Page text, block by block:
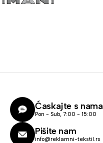
Ćaskajte s nama
Pon - Sub, 7:00 - 15:00
Pišite nam
info@reklamni-tekstil.rs